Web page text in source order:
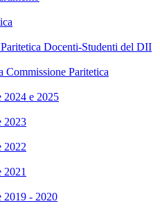
Docenti-Studenti del DII
Commissione Paritetica
2024 e 2025
2023
2022
2021
2019 - 2020